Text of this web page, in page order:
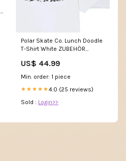
Polar Skate Co. Lunch Doodle
T-Shirt White ZUBEHÖR
US$ 44.99
Min. order: 1 piece
★★★★★4.0 (25 reviews)
Sold : Login>>